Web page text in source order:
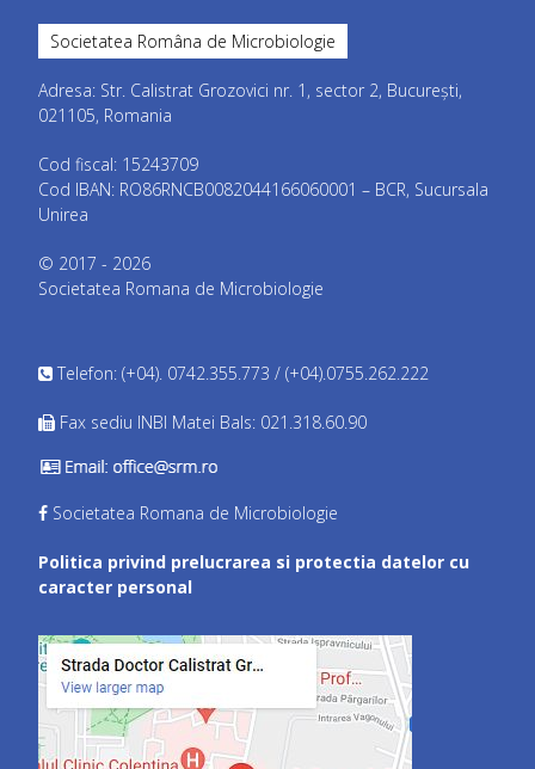
Societatea Româna de Microbiologie
Adresa: Str. Calistrat Grozovici nr. 1, sector 2, București,
021105, Romania
Cod fiscal: 15243709
Cod IBAN: RO86RNCB0082044166060001 – BCR, Sucursala
Unirea
© 2017 - 2026
Societatea Romana de Microbiologie
Telefon: (+04). 0742.355.773 / (+04).0755.262.222
Fax sediu INBI Matei Bals: 021.318.60.90
Societatea Romana de Microbiologie
Politica privind prelucrarea si protectia datelor cu
caracter personal